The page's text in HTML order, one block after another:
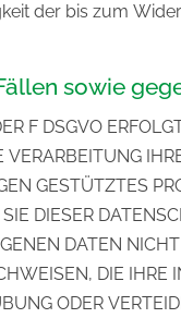
der bis zum
sowie
F DSGVO
GESTÜTZTES
DIESER
DATEN
DIE IHRE
ODER